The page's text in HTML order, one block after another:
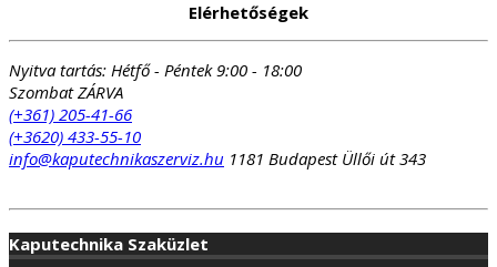
Elérhetőségek
Nyitva tartás: Hétfő - Péntek 9:00 - 18:00
Szombat ZÁRVA
(+361) 205-41-66
(+3620) 433-55-10
info@kaputechnikaszerviz.hu 1181 Budapest Üllői út 343
Kaputechnika Szaküzlet